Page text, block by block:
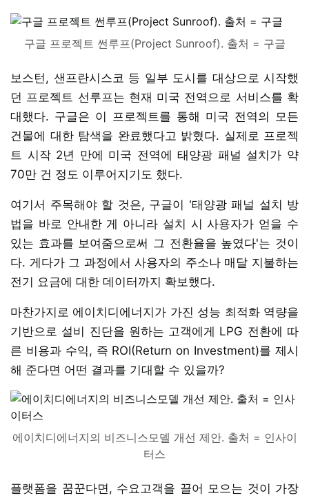
구글 프로젝트 썬루프(Project Sunroof). 출처 = 구글
보스턴, 샌프란시스코 등 일부 도시를 대상으로 시작했
던 프로젝트 선루프는 현재 미국 전역으로 서비스를 확
대했다. 구글은 이 프로젝트를 통해 미국 전역의 모든
건물에 대한 탐색을 완료했다고 밝혔다. 실제로 프로젝
트 시작 2년 만에 미국 전역에 태양광 패널 설치가 약
70만 건 정도 이루어지기도 했다.
여기서 주목해야 할 것은, 구글이 '태양광 패널 설치 방
법을 바로 안내한 게 아니라 설치 시 사용자가 얻을 수
있는 효과를 보여줌으로써 그 전환율을 높였다'는 것이
다. 게다가 그 과정에서 사용자의 주소나 매달 지불하는
전기 요금에 대한 데이터까지 확보했다.
마찬가지로 에이치디에너지가 가진 성능 최적화 역량을
기반으로 설비 진단을 원하는 고객에게 LPG 전환에 따
른 비용과 수익, 즉 ROI(Return on Investment)를 제시
해 준다면 어떤 결과를 기대할 수 있을까?
에이치디에너지의 비즈니스모델 개선 제안. 출처 = 인사이
터스
플랫폼을 꿈꾼다면, 수요고객을 끌어 모으는 것이 가장